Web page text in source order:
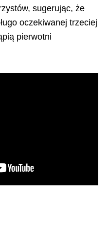
sugerując, że
oczekiwanej trzeciej
pierwotni